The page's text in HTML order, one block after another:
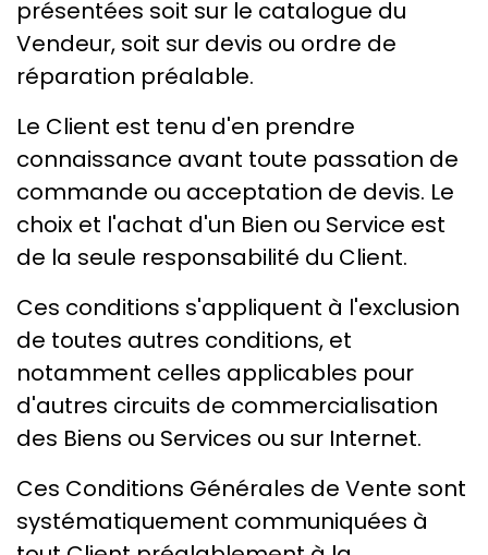
présentées soit sur le catalogue du
Vendeur, soit sur devis ou ordre de
réparation préalable.
Le Client est tenu d'en prendre
connaissance avant toute passation de
commande ou acceptation de devis. Le
choix et l'achat d'un Bien ou Service est
de la seule responsabilité du Client.
Ces conditions s'appliquent à l'exclusion
de toutes autres conditions, et
notamment celles applicables pour
d'autres circuits de commercialisation
des Biens ou Services ou sur Internet.
Ces Conditions Générales de Vente sont
systématiquement communiquées à